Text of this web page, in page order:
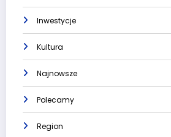
Inwestycje
Kultura
Najnowsze
Polecamy
Region